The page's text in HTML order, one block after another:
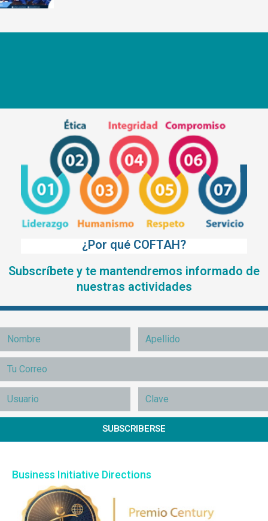
¿Por qué COFTAH?
Subscríbete y te mantendremos informado de
nuestras actividades
SUBSCRIBERSE
Business Initiative Directions